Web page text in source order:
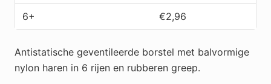
6+ €2,96
Antistatische geventileerde borstel met balvormige
nylon haren in 6 rijen en rubberen greep.